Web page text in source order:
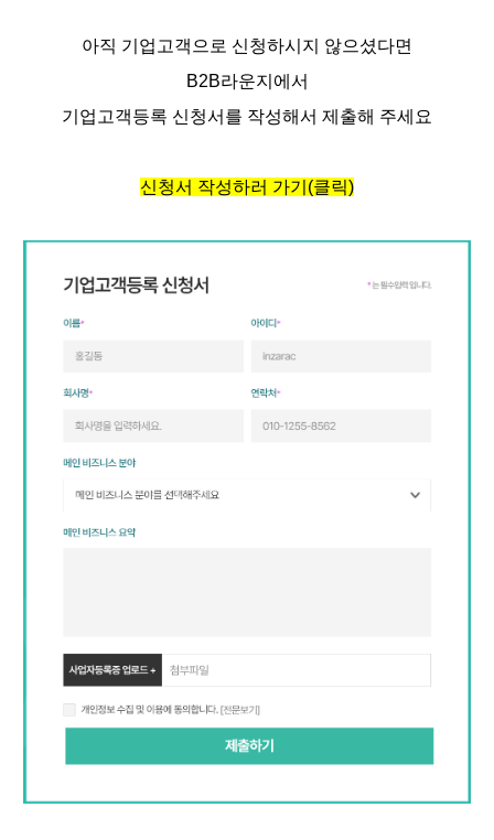
아직 기업고객으로 신청하시지 않으셨다면
B2B라운지에서
기업고객등록 신청서를 작성해서 제출해 주세요
신청서 작성하러 가기(클릭)